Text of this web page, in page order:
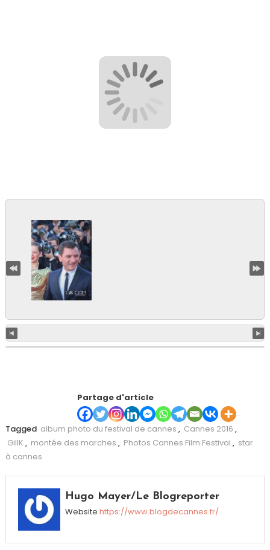
Partage d'article
Tagged album photo du festival de cannes , Cannes 2016 ,
GillK , montée des marches , Photos Cannes Film Festival , star
à cannes
Hugo Mayer/Le Blogreporter
Website https://www.blogdecannes.fr/